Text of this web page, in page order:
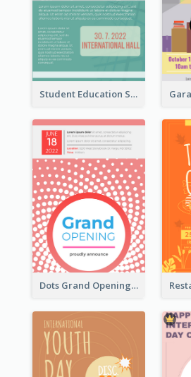
Student Education Study Flyer
Dots Grand Opening Flyers